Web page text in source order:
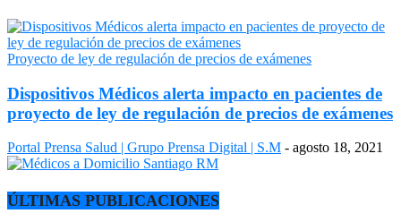
Proyecto de ley de regulación de precios de exámenes
Dispositivos Médicos alerta impacto en pacientes de
proyecto de ley de regulación de precios de exámenes
Portal Prensa Salud | Grupo Prensa Digital | S.M - agosto 18, 2021
ÚLTIMAS PUBLICACIONES